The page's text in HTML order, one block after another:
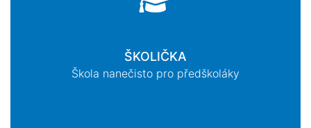
ŠKOLIČKA
Škola nanečisto pro předškoláky